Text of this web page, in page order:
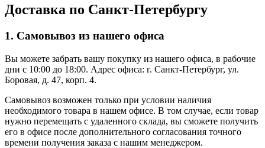
Доставка по Санкт-Петербургу
1. Самовывоз из нашего офиса
Вы можете забрать вашу покупку из нашего офиса, в рабочие
дни с 10:00 до 18:00. Адрес офиса: г. Санкт-Петербург, ул.
Боровая, д. 47, корп. 4.
Самовывоз возможен только при условии наличия
необходимого товара в нашем офисе. В том случае, если товар
нужно перемещать с удаленного склада, вы сможете получить
его в офисе после дополнительного согласования точного
времени получения заказа с нашим менеджером.